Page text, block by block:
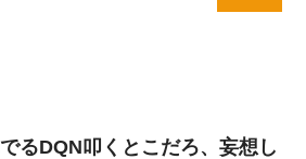
るDQN叩くとこだろ、妄想し